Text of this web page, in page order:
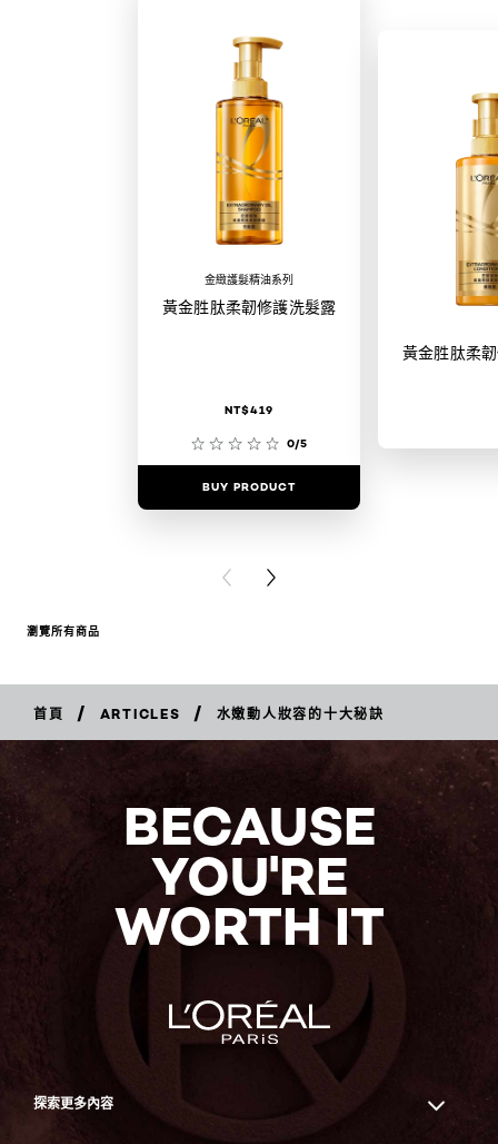
金緻護髮精油系列
黃金胜肽柔韌修護洗髮露
NT$419
0/5
BUY PRODUCT
黃金胜肽柔
PREVIOUS CARD
NEXT CARD
瀏覽所有商品
首頁 / ARTICLES / 水嫩動人妝容的十大秘訣
BECAUSE
YOU'RE
WORTH IT
探索更多內容